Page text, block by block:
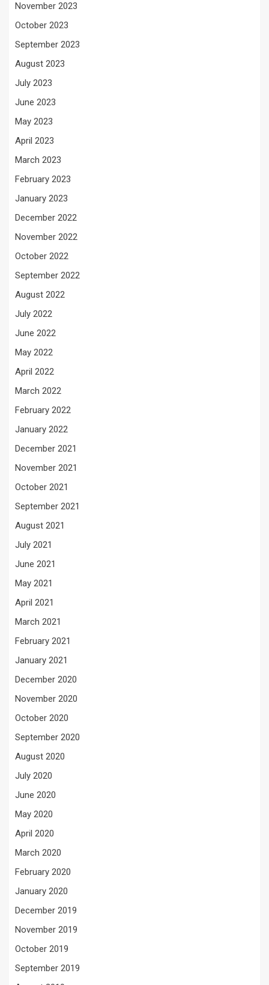
November 2023
October 2023
September 2023
August 2023
July 2023
June 2023
May 2023
April 2023
March 2023
February 2023
January 2023
December 2022
November 2022
October 2022
September 2022
August 2022
July 2022
June 2022
May 2022
April 2022
March 2022
February 2022
January 2022
December 2021
November 2021
October 2021
September 2021
August 2021
July 2021
June 2021
May 2021
April 2021
March 2021
February 2021
January 2021
December 2020
November 2020
October 2020
September 2020
August 2020
July 2020
June 2020
May 2020
April 2020
March 2020
February 2020
January 2020
December 2019
November 2019
October 2019
September 2019